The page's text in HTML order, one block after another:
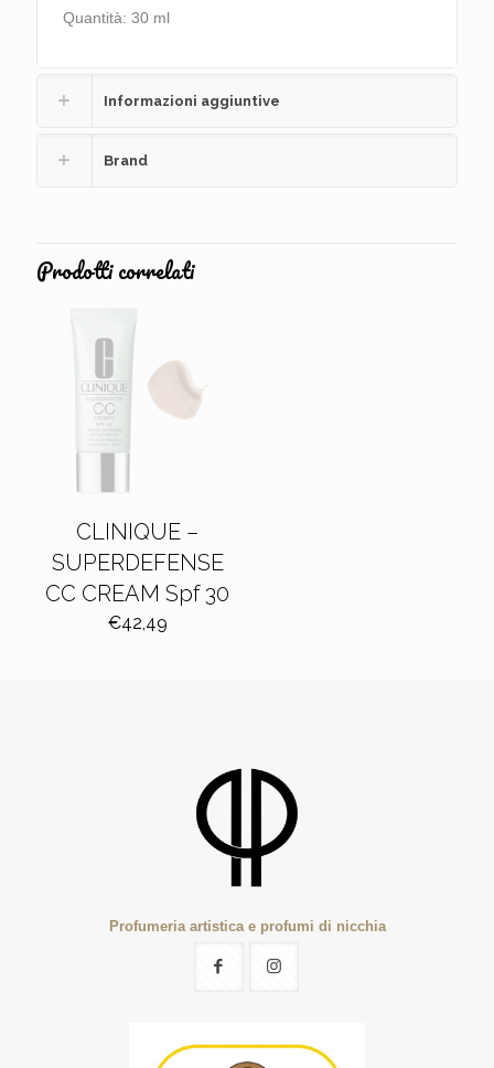
Quantità: 30 ml
Informazioni aggiuntive
Brand
Prodotti correlati
CLINIQUE –
SUPERDEFENSE
CC CREAM Spf 30
€42,49
Profumeria artistica e profumi di nicchia